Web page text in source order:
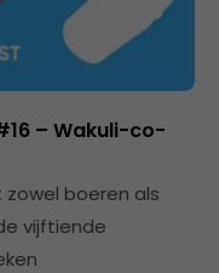
– Wakuli-co-
boeren als
vijftiende